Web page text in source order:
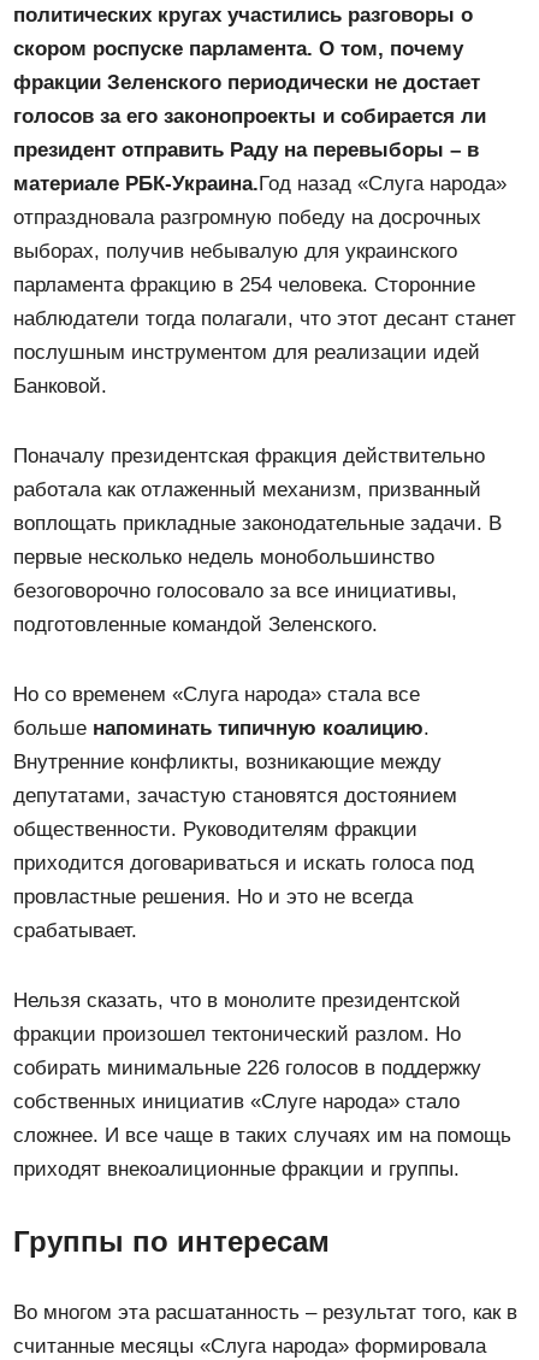
политических кругах участились разговоры о
скором роспуске парламента. О том, почему
фракции Зеленского периодически не достает
голосов за его законопроекты и собирается ли
президент отправить Раду на перевыборы – в
материале РБК-Украина. Год назад «Слуга народа»
отпраздновала разгромную победу на досрочных
выборах, получив небывалую для украинского
парламента фракцию в 254 человека. Сторонние
наблюдатели тогда полагали, что этот десант станет
послушным инструментом для реализации идей
Банковой.
Поначалу президентская фракция действительно
работала как отлаженный механизм, призванный
воплощать прикладные законодательные задачи. В
первые несколько недель монобольшинство
безоговорочно голосовало за все инициативы,
подготовленные командой Зеленского.
Но со временем «Слуга народа» стала все
больше напоминать типичную коалицию.
Внутренние конфликты, возникающие между
депутатами, зачастую становятся достоянием
общественности. Руководителям фракции
приходится договариваться и искать голоса под
провластные решения. Но и это не всегда
срабатывает.
Нельзя сказать, что в монолите президентской
фракции произошел тектонический разлом. Но
собирать минимальные 226 голосов в поддержку
собственных инициатив «Слуге народа» стало
сложнее. И все чаще в таких случаях им на помощь
приходят внекоалиционные фракции и группы.
Группы по интересам
Во многом эта расшатанность – результат того, как в
считанные месяцы «Слуга народа» формировала